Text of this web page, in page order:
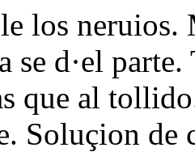
los
se d·el
que al
Soluçion